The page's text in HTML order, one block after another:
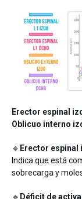
Erector espinal
Oblicuo interno
🔹 Erector
Indica que está
sobrecarga y
🔹 Déficit de